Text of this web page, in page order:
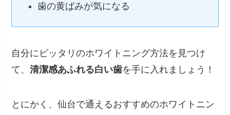
歯の黄ばみが気になる
自分にピッタリのホワイトニング方法を見つけ
て、清潔感あふれる白い歯を手に入れましょう！
とにかく、仙台で通えるおすすめのホワイトニン